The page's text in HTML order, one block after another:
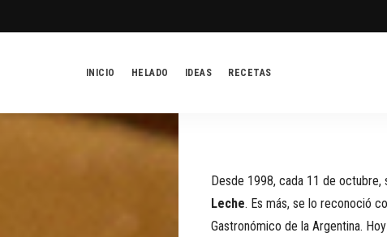
INICIO HELADO IDEAS RECETAS
Desde 1998, cada 11 de octubre,
Leche. Es más, se lo reconoció
Gastronómico de la Argentina.